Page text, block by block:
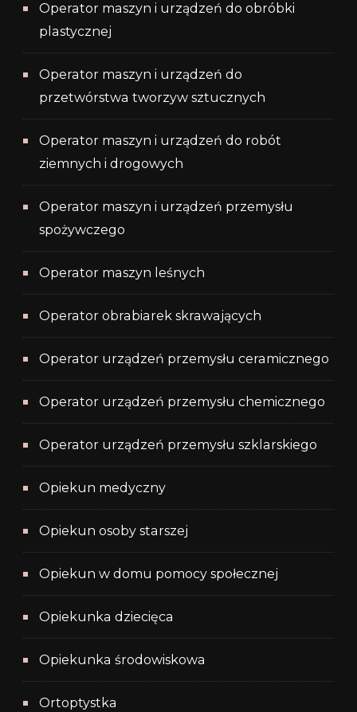
Operator maszyn i urządzeń do obróbki
plastycznej
Operator maszyn i urządzeń do
przetwórstwa tworzyw sztucznych
Operator maszyn i urządzeń do robót
ziemnych i drogowych
Operator maszyn i urządzeń przemysłu
spożywczego
Operator maszyn leśnych
Operator obrabiarek skrawających
Operator urządzeń przemysłu ceramicznego
Operator urządzeń przemysłu chemicznego
Operator urządzeń przemysłu szklarskiego
Opiekun medyczny
Opiekun osoby starszej
Opiekun w domu pomocy społecznej
Opiekunka dziecięca
Opiekunka środowiskowa
Ortoptystka